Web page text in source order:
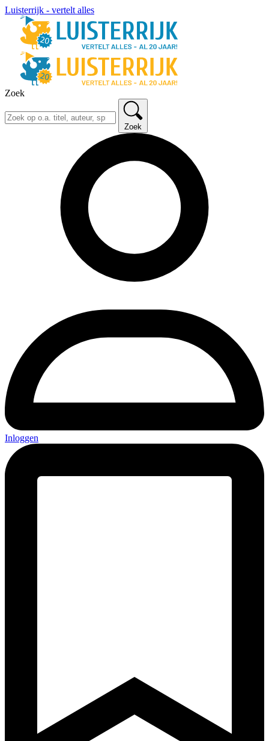
Luisterrijk - vertelt alles
Zoek
Zoek
Inloggen